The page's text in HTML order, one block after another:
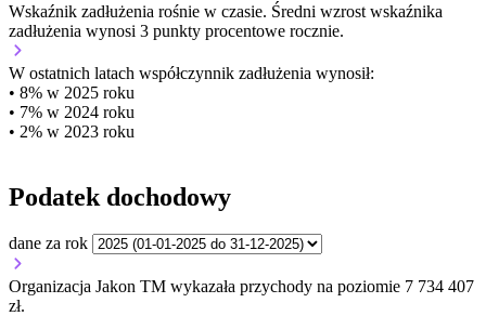
Wskaźnik zadłużenia rośnie w czasie. Średni wzrost wskaźnika
zadłużenia wynosi 3 punkty procentowe rocznie.
W ostatnich latach współczynnik zadłużenia wynosił:
• 8% w 2025 roku
• 7% w 2024 roku
• 2% w 2023 roku
Podatek dochodowy
dane za rok
Organizacja Jakon TM wykazała przychody na poziomie 7 734 407
zł.